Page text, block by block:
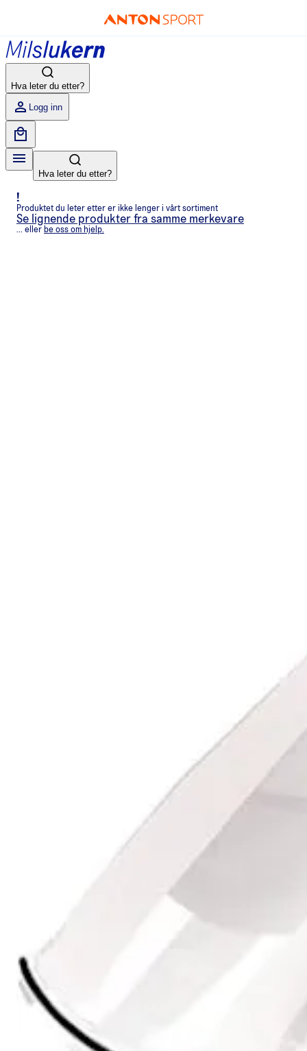
Hva leter du etter?
Logg inn
Hva leter du etter?
!
Produktet du leter etter er ikke lenger i vårt sortiment
Se lignende produkter fra samme merkevare
... eller be oss om hjelp.